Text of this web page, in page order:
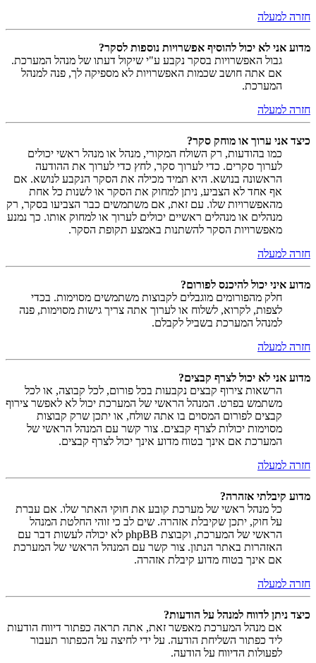
חזרה למעלה
מדוע אני לא יכול להוסיף אפשרויות נוספות לסקר?
גבול האפשרויות בסקר נקבע ע"י שיקול דעתו של מנהל המערכת.
אם אתה חושב שכמות האפשרויות לא מספיקה לך, פנה למנהל
המערכת.
חזרה למעלה
כיצד אני ערוך או מוחק סקר?
כמו בהודעות, רק השולח המקורי, מנהל או מנהל ראשי יכולים
לערוך סקרים. כדי לערוך סקר, לחץ כדי לערוך את ההודעה
הראשונה בנושא. היא תמיד מכילה את הסקר הנקבע לנושא. אם
אף אחד לא הצביע, ניתן למחוק את הסקר או לשנות כל אחת
מהאפשרויות שלו. עם זאת, אם משתמשים כבר הצביעו בסקר, רק
מנהלים או מנהלים ראשיים יכולים לערוך או למחוק אותו. כך נמנע
מאפשרויות הסקר להשתנות באמצע תקופת הסקר.
חזרה למעלה
מדוע איני יכול להיכנס לפורום?
חלק מהפורומים מוגבלים לקבוצות משתמשים מסוימות. בכדי
לצפות, לקרוא, לשלוח או לערוך אתה צריך גישות מסוימות, פנה
למנהל המערכת בשביל לקבלם.
חזרה למעלה
מדוע אני לא יכול לצרף קבצים?
הרשאות צירוף קבצים נקבעות בכל פורום, לכל קבוצה, או לכל
משתמש בפרט. המנהל הראשי של המערכת יכול לא לאפשר צירוף
קבצים לפורום המסוים בו אתה שולח, או יתכן שרק קבוצות
מסוימות יכולות לצרף קבצים. צור קשר עם המנהל הראשי של
המערכת אם אינך בטוח מדוע אינך יכול לצרף קבצים.
חזרה למעלה
מדוע קיבלתי אזהרה?
כל מנהל ראשי של מערכת קובע את חוקי האתר שלו. אם עברת
על חוק, יתכן שקיבלת אזהרה. שים לב כי זוהי החלטת המנהל
הראשי של המערכת, וקבוצת phpBB לא יכולה לעשות דבר עם
האזהרות באתר הנתון. צור קשר עם המנהל הראשי של המערכת
אם אינך בטוח מדוע קיבלת אזהרה.
חזרה למעלה
כיצד ניתן לדווח למנהל על הודעות?
אם מנהל המערכת מאפשר זאת, אתה תראה כפתור דיווח הודעות
ליד כפתור השליחת הודעה. על ידי לחיצה על הכפתור תעבור
לפעולות הדיווח על הודעה.